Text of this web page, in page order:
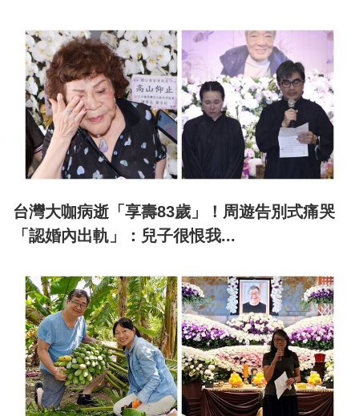
台灣大咖病逝「享壽83歲」！周遊告別式痛哭
「認婚內出軌」：兒子很恨我...